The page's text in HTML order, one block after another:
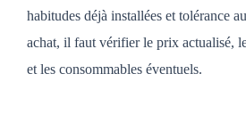
habitudes déjà installées et tolérance
achat, il faut vérifier le prix actualisé,
et les consommables éventuels.